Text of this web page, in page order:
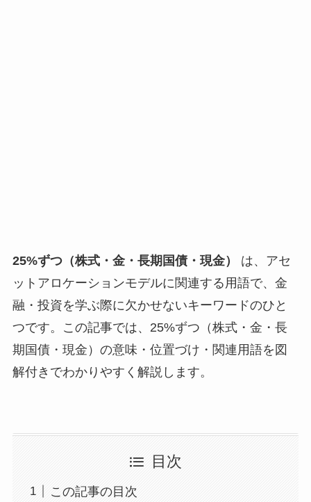
25%ずつ（株式・金・長期国債・現金）
は、アセ
ットアロケーションモデルに関連する用語で、金
融・投資を学ぶ際に欠かせないキーワードのひと
つです。この記事では、25%ずつ（株式・金・長
期国債・現金）の意味・位置づけ・関連用語を図
解付きでわかりやすく解説します。
目次
この記事の目次